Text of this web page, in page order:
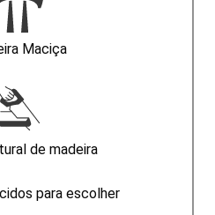
Maciça
de madeira
para escolher